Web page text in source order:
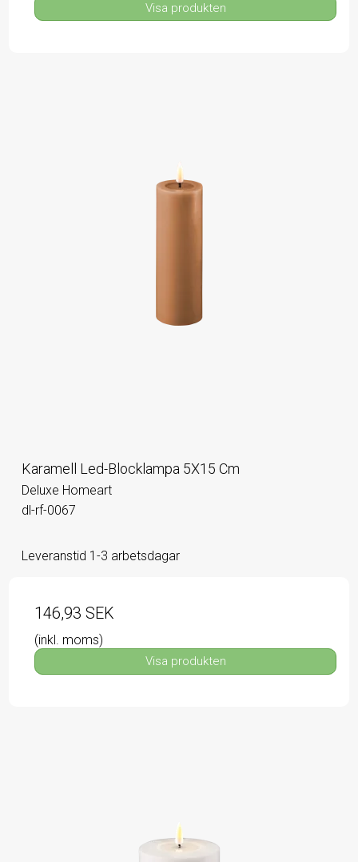
Visa produkten
Karamell Led-Blocklampa 5X15 Cm
Deluxe Homeart
dl-rf-0067
Leveranstid 1-3 arbetsdagar
146,93 SEK
(inkl. moms)
Visa produkten